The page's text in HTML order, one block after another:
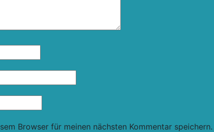
Browser für meinen nächsten Kommentar speichern.